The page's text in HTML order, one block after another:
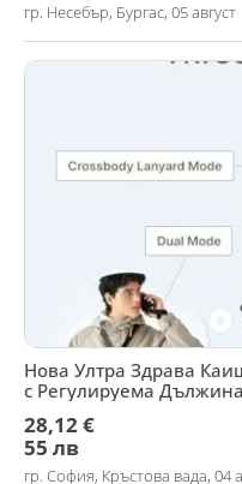
гр. Несебър, Бургас, 05 август
Нова Ултра Здрава
с Регулируема Дължина
28,12 €
55 лв
гр. София, Кръстова вада, 04